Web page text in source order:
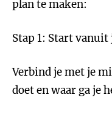
plan te maken:
Stap 1: Start
Verbind je met je
doet en waar ga je